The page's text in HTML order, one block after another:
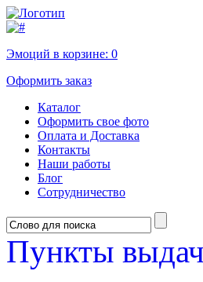
Эмоций в корзине: 0
Оформить заказ
Каталог
Оформить свое фото
Оплата и Доставка
Контакты
Наши работы
Блог
Сотрудничество
Пункты